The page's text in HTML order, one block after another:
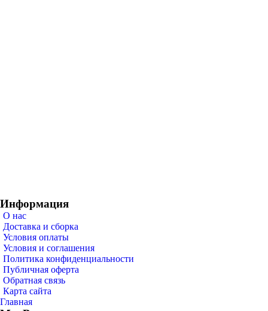
Информация
О нас
Доставка и сборка
Условия оплаты
Условия и соглашения
Политика конфиденциальности
Публичная оферта
Обратная связь
Карта сайта
Главная